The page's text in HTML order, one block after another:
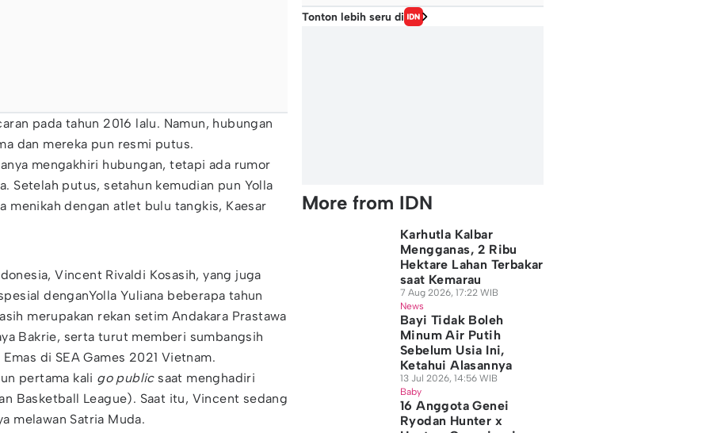
pada tahun 2016 lalu. Namun, hubungan
dan mereka pun resmi putus.
mengakhiri hubungan, tetapi ada rumor
Setelah putus, setahun kemudian pun Yolla
menikah dengan atlet bulu tangkis, Kaesar
Vincent Rivaldi Kosasih, yang juga
denganYolla Yuliana beberapa tahun
merupakan rekan setim Andakara Prastawa
Bakrie, serta turut memberi sumbangsih
di SEA Games 2021 Vietnam.
pertama kali go publicsaat menghadiri
Basketball League). Saat itu, Vincent sedang
melawan Satria Muda.
Tonton lebih seru di
More from IDN
Karhutla Kalbar
Mengganas, 2 Ribu
Hektare Lahan Terbakar
saat Kemarau
7 Aug 2026, 17:22 WIB
News
Bayi Tidak Boleh
Minum Air Putih
Sebelum Usia Ini,
Ketahui Alasannya
13 Jul 2026, 14:56 WIB
Baby
16 Anggota Genei
Ryodan Hunter x